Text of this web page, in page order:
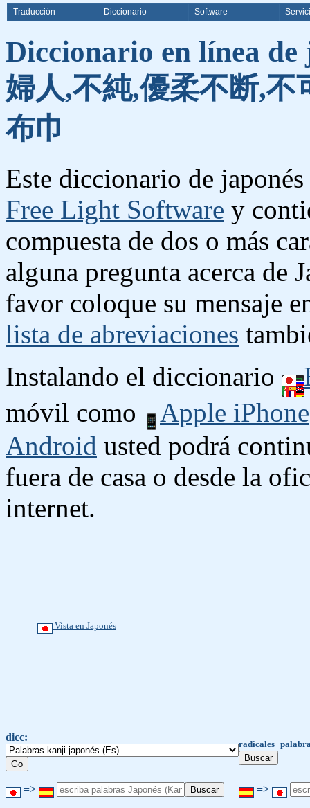
Traducción Diccionario Software
Diccionario en línea
婦人,不純,優柔不断,不
布巾
Este diccionario de
Free Light Software y
compuesta de dos o más
alguna pregunta acerca de
favor coloque su mensaje
lista de abreviaciones
Instalando el diccionario
móvil como
Apple iPhone
Android usted podrá
fuera de casa o desde la
internet.
Vista en Japonés
dicc:
radicales
=> =>